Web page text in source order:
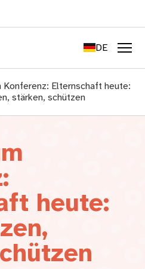
DE
LU
Konferenz: Elternschaft heute:
stärken, schützen
heute: